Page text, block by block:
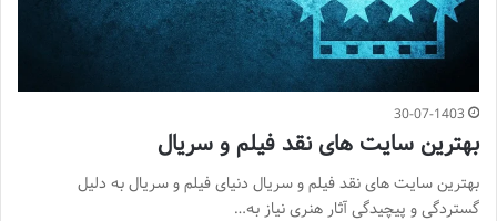
30-07-1403
بهترین سایت های نقد فیلم و سریال
بهترین سایت های نقد فیلم و سریال دنیای فیلم و سریال به دلیل
گستردگی و پیچیدگی آثار هنری نیاز به…